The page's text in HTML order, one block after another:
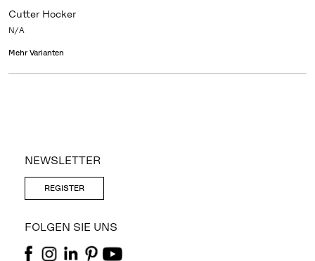
Cutter Hocker
N/A
Mehr Varianten
NEWSLETTER
REGISTER
FOLGEN SIE UNS